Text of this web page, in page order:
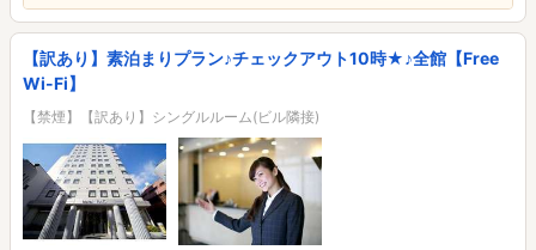
【訳あり】素泊まりプラン♪チェックアウト10時★♪全館【Free
Wi-Fi】
【禁煙】【訳あり】シングルルーム(ビル隣接)